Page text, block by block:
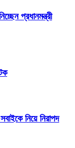
প্রধানমন্ত্রী
নিয়ে নিরাপদ